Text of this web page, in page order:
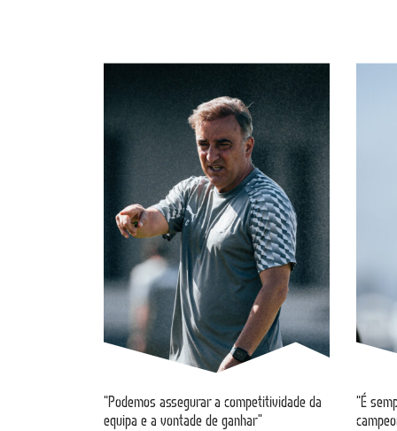
“Podemos assegurar a competitividade da
equipa e a vontade de ganhar”
“É